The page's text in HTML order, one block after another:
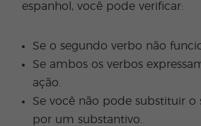
espanhol, você pode verificar:
Se o segundo verbo não
Se ambos os verbos
ação.
Se você não pode substituir o
por um substantivo.